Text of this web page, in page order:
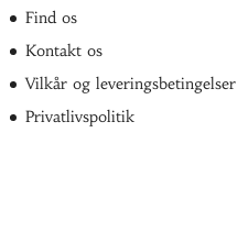
Find os
Kontakt os
Vilkår og leveringsbetingelser
Privatlivspolitik